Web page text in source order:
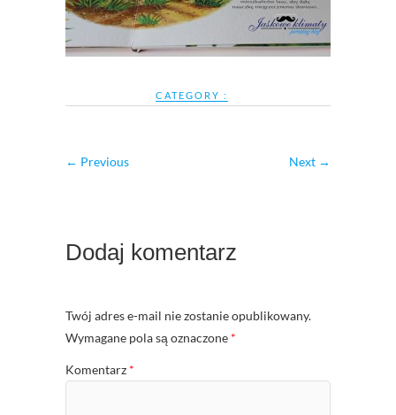
CATEGORY :
← Previous Next →
Dodaj komentarz
Twój adres e-mail nie zostanie opublikowany.
Wymagane pola są oznaczone *
Komentarz *